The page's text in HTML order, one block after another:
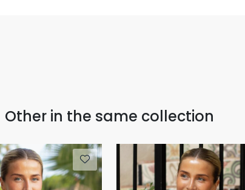
Other in the same collection